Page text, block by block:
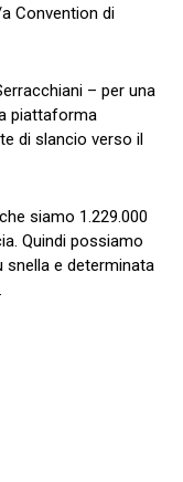
Convention di
– per una
piattaforma
di slancio verso il
siamo 1.229.000
Quindi possiamo
snella e determinata